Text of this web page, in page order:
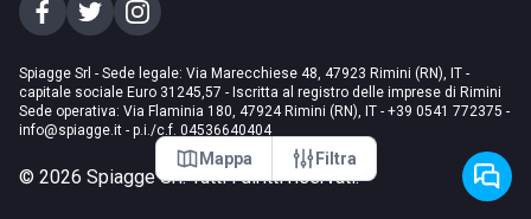
Mappa Filtra
Spiagge Srl - Sede legale: Via Marecchiese 48, 47923 Rimini (RN), IT -
capitale sociale Euro 31245,57 - Iscritta al registro delle imprese di Rimini
Sede operativa: Via Flaminia 180, 47924 Rimini (RN), IT - +39 0541 772375 -
info@spiagge.it - p.i./c.f. 04536640404
© 2026 Spiagge Srl. Tutti i diritti riservati.